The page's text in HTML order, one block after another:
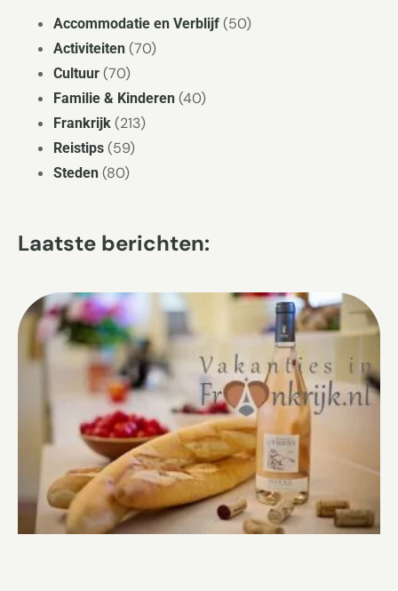
Accommodatie en Verblijf (50)
Activiteiten (70)
Cultuur (70)
Familie & Kinderen (40)
Frankrijk (213)
Reistips (59)
Steden (80)
Laatste berichten: